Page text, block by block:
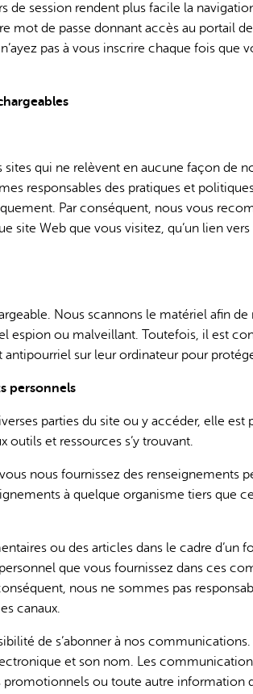
de session rendent plus facile la
mot de passe donnant accès au portail
pas à vous inscrire chaque fois que
qui ne relèvent en aucune façon de
responsables des pratiques et
Par conséquent, nous vous
site Web que vous visitez, qu’un lien
Nous scannons le matériel afin de
espion ou malveillant. Toutefois, il est
antipourriel sur leur ordinateur pour
personnels
parties du site ou y accéder, elle
outils et ressources s’y trouvant.
nous fournissez des renseignements
à quelque organisme tiers que ce
ou des articles dans le cadre d’un
que vous fournissez dans ces
nous ne sommes pas
canaux.
de s’abonner à nos
et son nom. Les
ou toute autre information